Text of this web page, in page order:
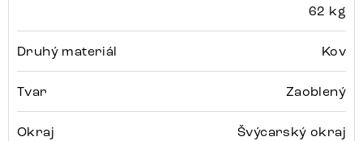
62 kg
Druhý materiál Kov
Tvar Zaoblený
Okraj Švýcarský okraj